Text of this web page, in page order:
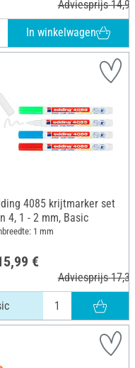
Adviesprijs
In winkelwagen
4085 krijtmarker set
4, 1 - 2 mm, Basic
1 mm
€
Adviesprijs